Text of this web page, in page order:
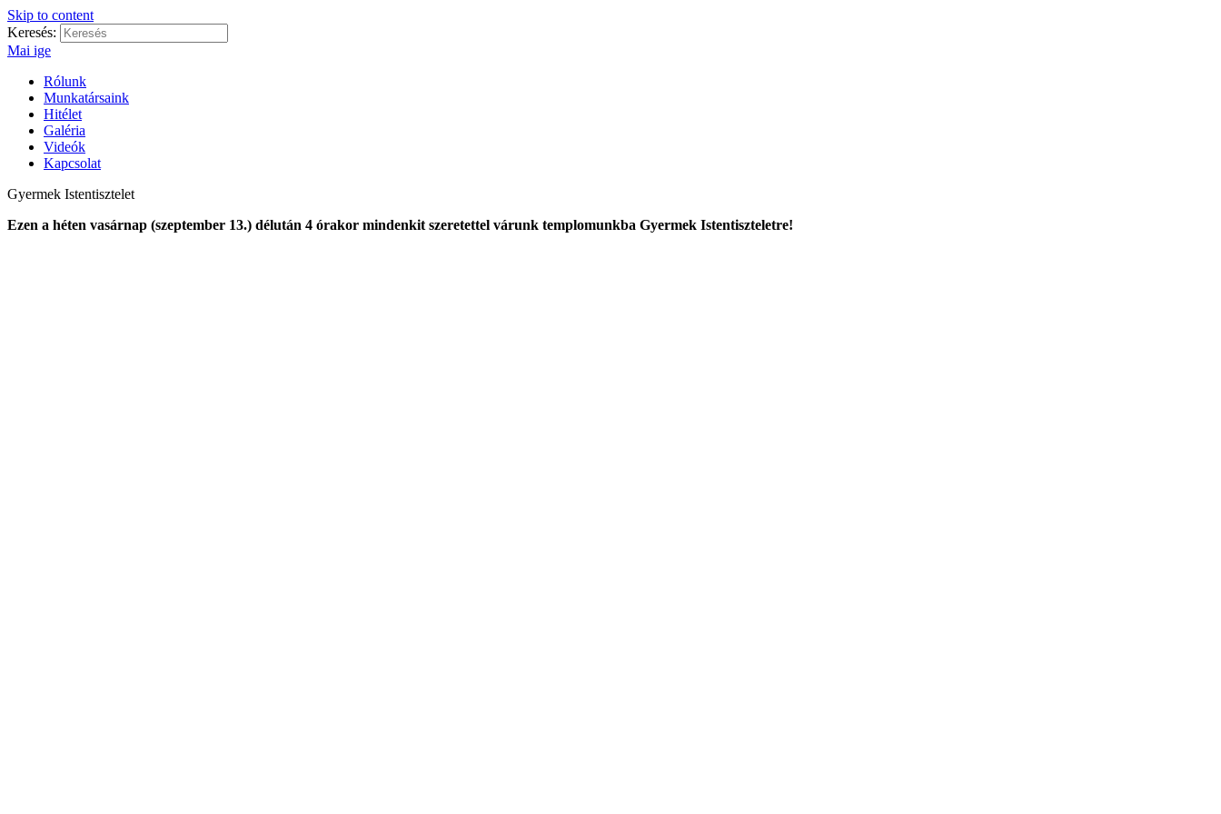
Skip to content
Keresés:
Mai ige
Rólunk
Munkatársaink
Hitélet
Galéria
Videók
Kapcsolat
Gyermek Istentisztelet
Ezen a héten vasárnap (szeptember 13.) délután 4 órakor mindenkit szeretettel várunk templomunkba Gyermek Istentiszteletre!